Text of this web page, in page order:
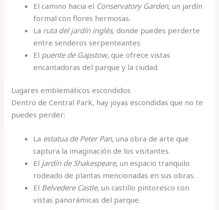
El camino hacia el Conservatory Garden, un jardín
formal con flores hermosas.
La ruta del jardín inglés, donde puedes perderte
entre senderos serpenteantes.
El puente de Gapstow, que ofrece vistas
encantadoras del parque y la ciudad.
Lugares emblemáticos escondidos
Dentro de Central Park, hay joyas escondidas que no te
puedes perder:
La estatua de Peter Pan, una obra de arte que
captura la imaginación de los visitantes.
El jardín de Shakespeare, un espacio tranquilo
rodeado de plantas mencionadas en sus obras.
El Belvedere Castle, un castillo pintoresco con
vistas panorámicas del parque.